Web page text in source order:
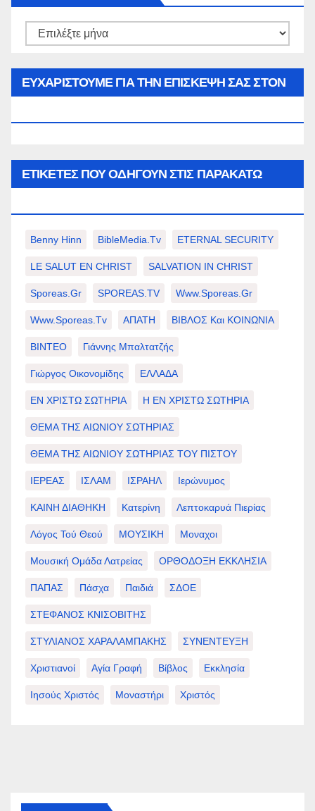
Αρθρα
ΕΥΧΑΡΙΣΤΟΥΜΕ ΓΙΑ ΤΗΝ ΕΠΙΣΚΕΨΗ ΣΑΣ ΣΤΟΝ
ΕΤΙΚΈΤΕΣ ΠΟΥ ΟΔΗΓΟΎΝ ΣΤΙΣ ΠΑΡΑΚΆΤΩ
Benny Hinn BibleMedia.tv ETERNAL SECURITY
LE SALUT EN CHRIST SALVATION IN CHRIST
Sporeas.gr SPOREAS.TV Www.sporeas.gr
Www.sporeas.tv ΑΠΑΤΗ ΒΙΒΛΟΣ Και ΚΟΙΝΩΝΙΑ
ΒΙΝΤΕΟ Γιάννης Μπαλτατζής
Γιώργος Οικονομίδης ΕΛΛΑΔΑ
ΕΝ ΧΡΙΣΤΩ ΣΩΤΗΡΙΑ Η ΕΝ ΧΡΙΣΤΩ ΣΩΤΗΡΙΑ
ΘΕΜΑ ΤΗΣ ΑΙΩΝΙΟΥ ΣΩΤΗΡΙΑΣ
ΘΕΜΑ ΤΗΣ ΑΙΩΝΙΟΥ ΣΩΤΗΡΙΑΣ ΤΟΥ ΠΙΣΤΟΥ
ΙΕΡΕΑΣ ΙΣΛΑΜ ΙΣΡΑΗΛ Ιερώνυμος
ΚΑΙΝΗ ΔΙΑΘΗΚΗ Κατερίνη Λεπτοκαρυά Πιερίας
Λόγος Τού Θεού ΜΟΥΣΙΚΗ Μοναχοι
Μουσική Ομάδα Λατρείας ΟΡΘΟΔΟΞΗ ΕΚΚΛΗΣΙΑ
ΠΑΠΑΣ Πάσχα Παιδιά ΣΔΟΕ
ΣΤΕΦΑΝΟΣ ΚΝΙΣΟΒΙΤΗΣ
ΣΤΥΛΙΑΝΟΣ ΧΑΡΑΛΑΜΠΑΚΗΣ ΣΥΝΕΝΤΕΥΞΗ
Χριστιανοί Αγία Γραφή Βίβλος Εκκλησία
Ιησούς Χριστός Μοναστήρι Χριστός